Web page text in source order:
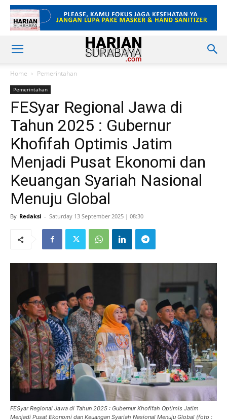
Home Pemerintahan
Pemerintahan
FESyar Regional Jawa di
Tahun 2025 : Gubernur
Khofifah Optimis Jatim
Menjadi Pusat Ekonomi dan
Keuangan Syariah Nasional
Menuju Global
By Redaksi - Saturday 13 September 2025 | 08:30
FESyar Regional Jawa di Tahun 2025 : Gubernur Khofifah Optimis Jatim
Menjadi Pusat Ekonomi dan Keuangan Syariah Nasional Menuju Global (foto :